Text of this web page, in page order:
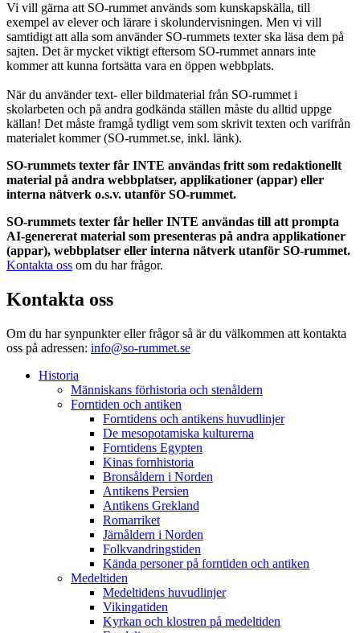
Vi vill gärna att SO-rummet används som kunskapskälla, till
exempel av elever och lärare i skolundervisningen. Men vi vill
samtidigt att alla som använder SO-rummets texter ska läsa dem på
sajten. Det är mycket viktigt eftersom SO-rummet annars inte
kommer att kunna fortsätta vara en öppen webbplats.
När du använder text- eller bildmaterial från SO-rummet i
skolarbeten och på andra godkända ställen måste du alltid uppge
källan! Det måste framgå tydligt vem som skrivit texten och varifrån
materialet kommer (SO-rummet.se, inkl. länk).
SO-rummets texter får INTE användas fritt som redaktionellt
material på andra webbplatser, applikationer (appar) eller
interna nätverk o.s.v. utanför SO-rummet.
SO-rummets texter får heller INTE användas till att prompta
AI-genererat material som presenteras på andra applikationer
(appar), webbplatser eller interna nätverk utanför SO-rummet.
Kontakta oss om du har frågor.
Kontakta oss
Om du har synpunkter eller frågor så är du välkommen att kontakta
oss på adressen: info@so-rummet.se
Historia
Människans förhistoria och stenåldern
Forntiden och antiken
Forntidens och antikens huvudlinjer
De mesopotamiska kulturerna
Forntidens Egypten
Kinas fornhistoria
Bronsåldern i Norden
Antikens Persien
Antikens Grekland
Romarriket
Järnåldern i Norden
Folkvandringstiden
Kända personer på forntiden och antiken
Medeltiden
Medeltidens huvudlinjer
Vikingatiden
Kyrkan och klostren på medeltiden